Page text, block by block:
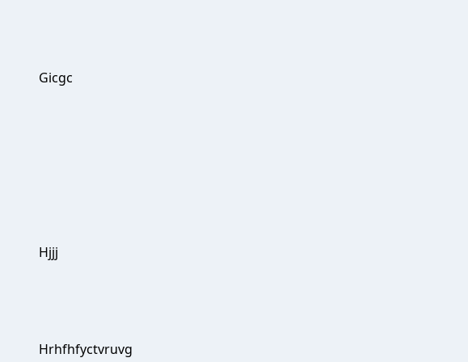
Gicgc
Hjjj
Hrhfhfyctvruvg